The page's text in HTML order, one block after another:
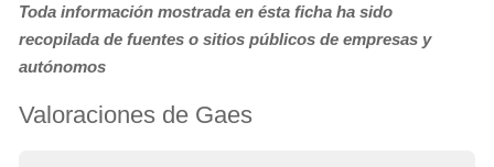
Toda información mostrada en ésta ficha ha sido
recopilada de fuentes o sitios públicos de empresas y
autónomos
Valoraciones de Gaes